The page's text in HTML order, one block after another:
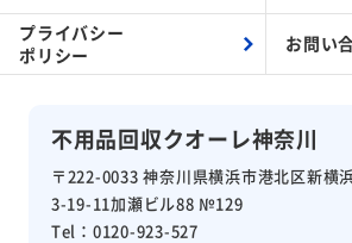
不用品回収クオーレ神奈川
〒222-0033 神奈川県横浜市港北区新横
3-19-11加瀬ビル88 №129
Tel：0120-923-527
プライバシー
ポリシー
お問い